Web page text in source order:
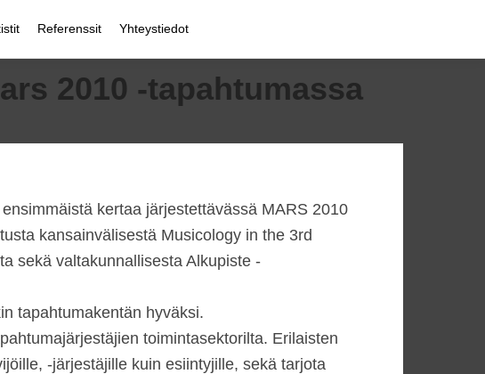
Referenssit Yhteystiedot
2010 -tapahtumassa
kertaa järjestettävässä MARS 2010
kansainvälisestä Musicology in the 3rd
sekä valtakunnallisesta Alkupiste -
tapahtumakentän hyväksi.
toimintasektorilta. Erilaisten
-järjestäjille kuin esiintyjille, sekä tarjota